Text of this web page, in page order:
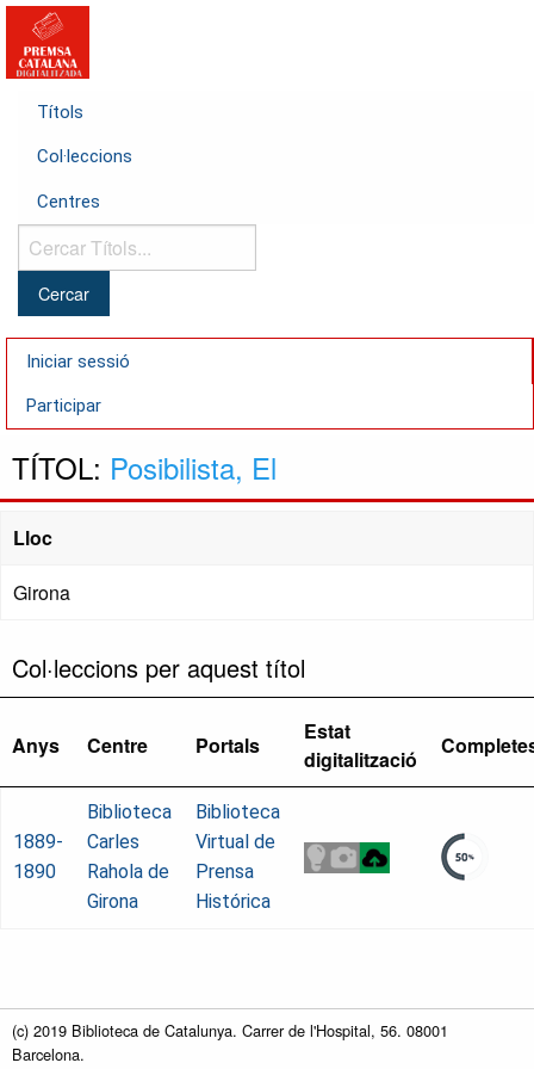
Títols
Col·leccions
Centres
Cercar
Títols...
Iniciar sessió
Participar
TÍTOL: Posibilista, El
Lloc
Girona
Col·leccions per aquest títol
Anys Centre Portals
Estat
digitalització
1889-
1890
Biblioteca
Carles
Rahola de
Girona
Biblioteca
Virtual de
Prensa
Histórica
(c) 2019 Biblioteca de Catalunya. Carrer de l'Hospital, 56. 08001
Barcelona.